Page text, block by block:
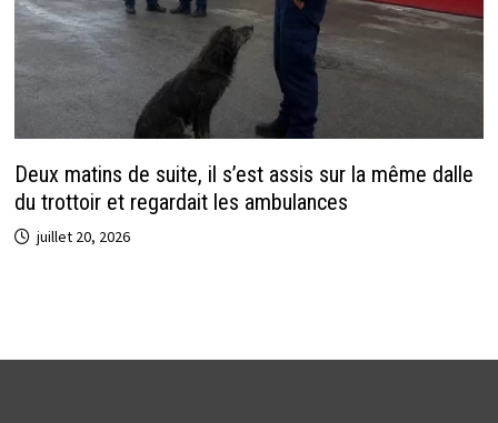
Deux matins de suite, il s’est assis sur la même dalle
du trottoir et regardait les ambulances
juillet 20, 2026